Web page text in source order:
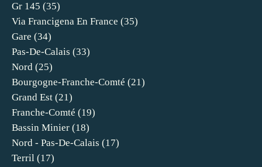
Gr 145 (35)
Via Francigena En France (35)
Gare (34)
Pas-De-Calais (33)
Nord (25)
Bourgogne-Franche-Comté (21)
Grand Est (21)
Franche-Comté (19)
Bassin Minier (18)
Nord - Pas-De-Calais (17)
Terril (17)